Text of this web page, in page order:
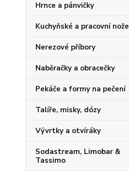
Hrnce a pánvičky
Kuchyňské a pracovní nože
Nerezové příbory
Naběračky a obracečky
Pekáče a formy na pečení
Talíře, misky, dózy
Vývrtky a otvíráky
Sodastream, Limobar &
Tassimo